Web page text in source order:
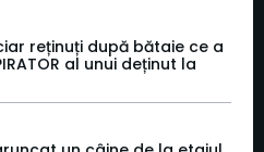
reținuți după bătaie ce a
al unui deținut la